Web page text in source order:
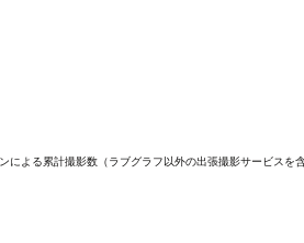
による累計撮影数（ラブグラフ以外の出張撮影サービスを